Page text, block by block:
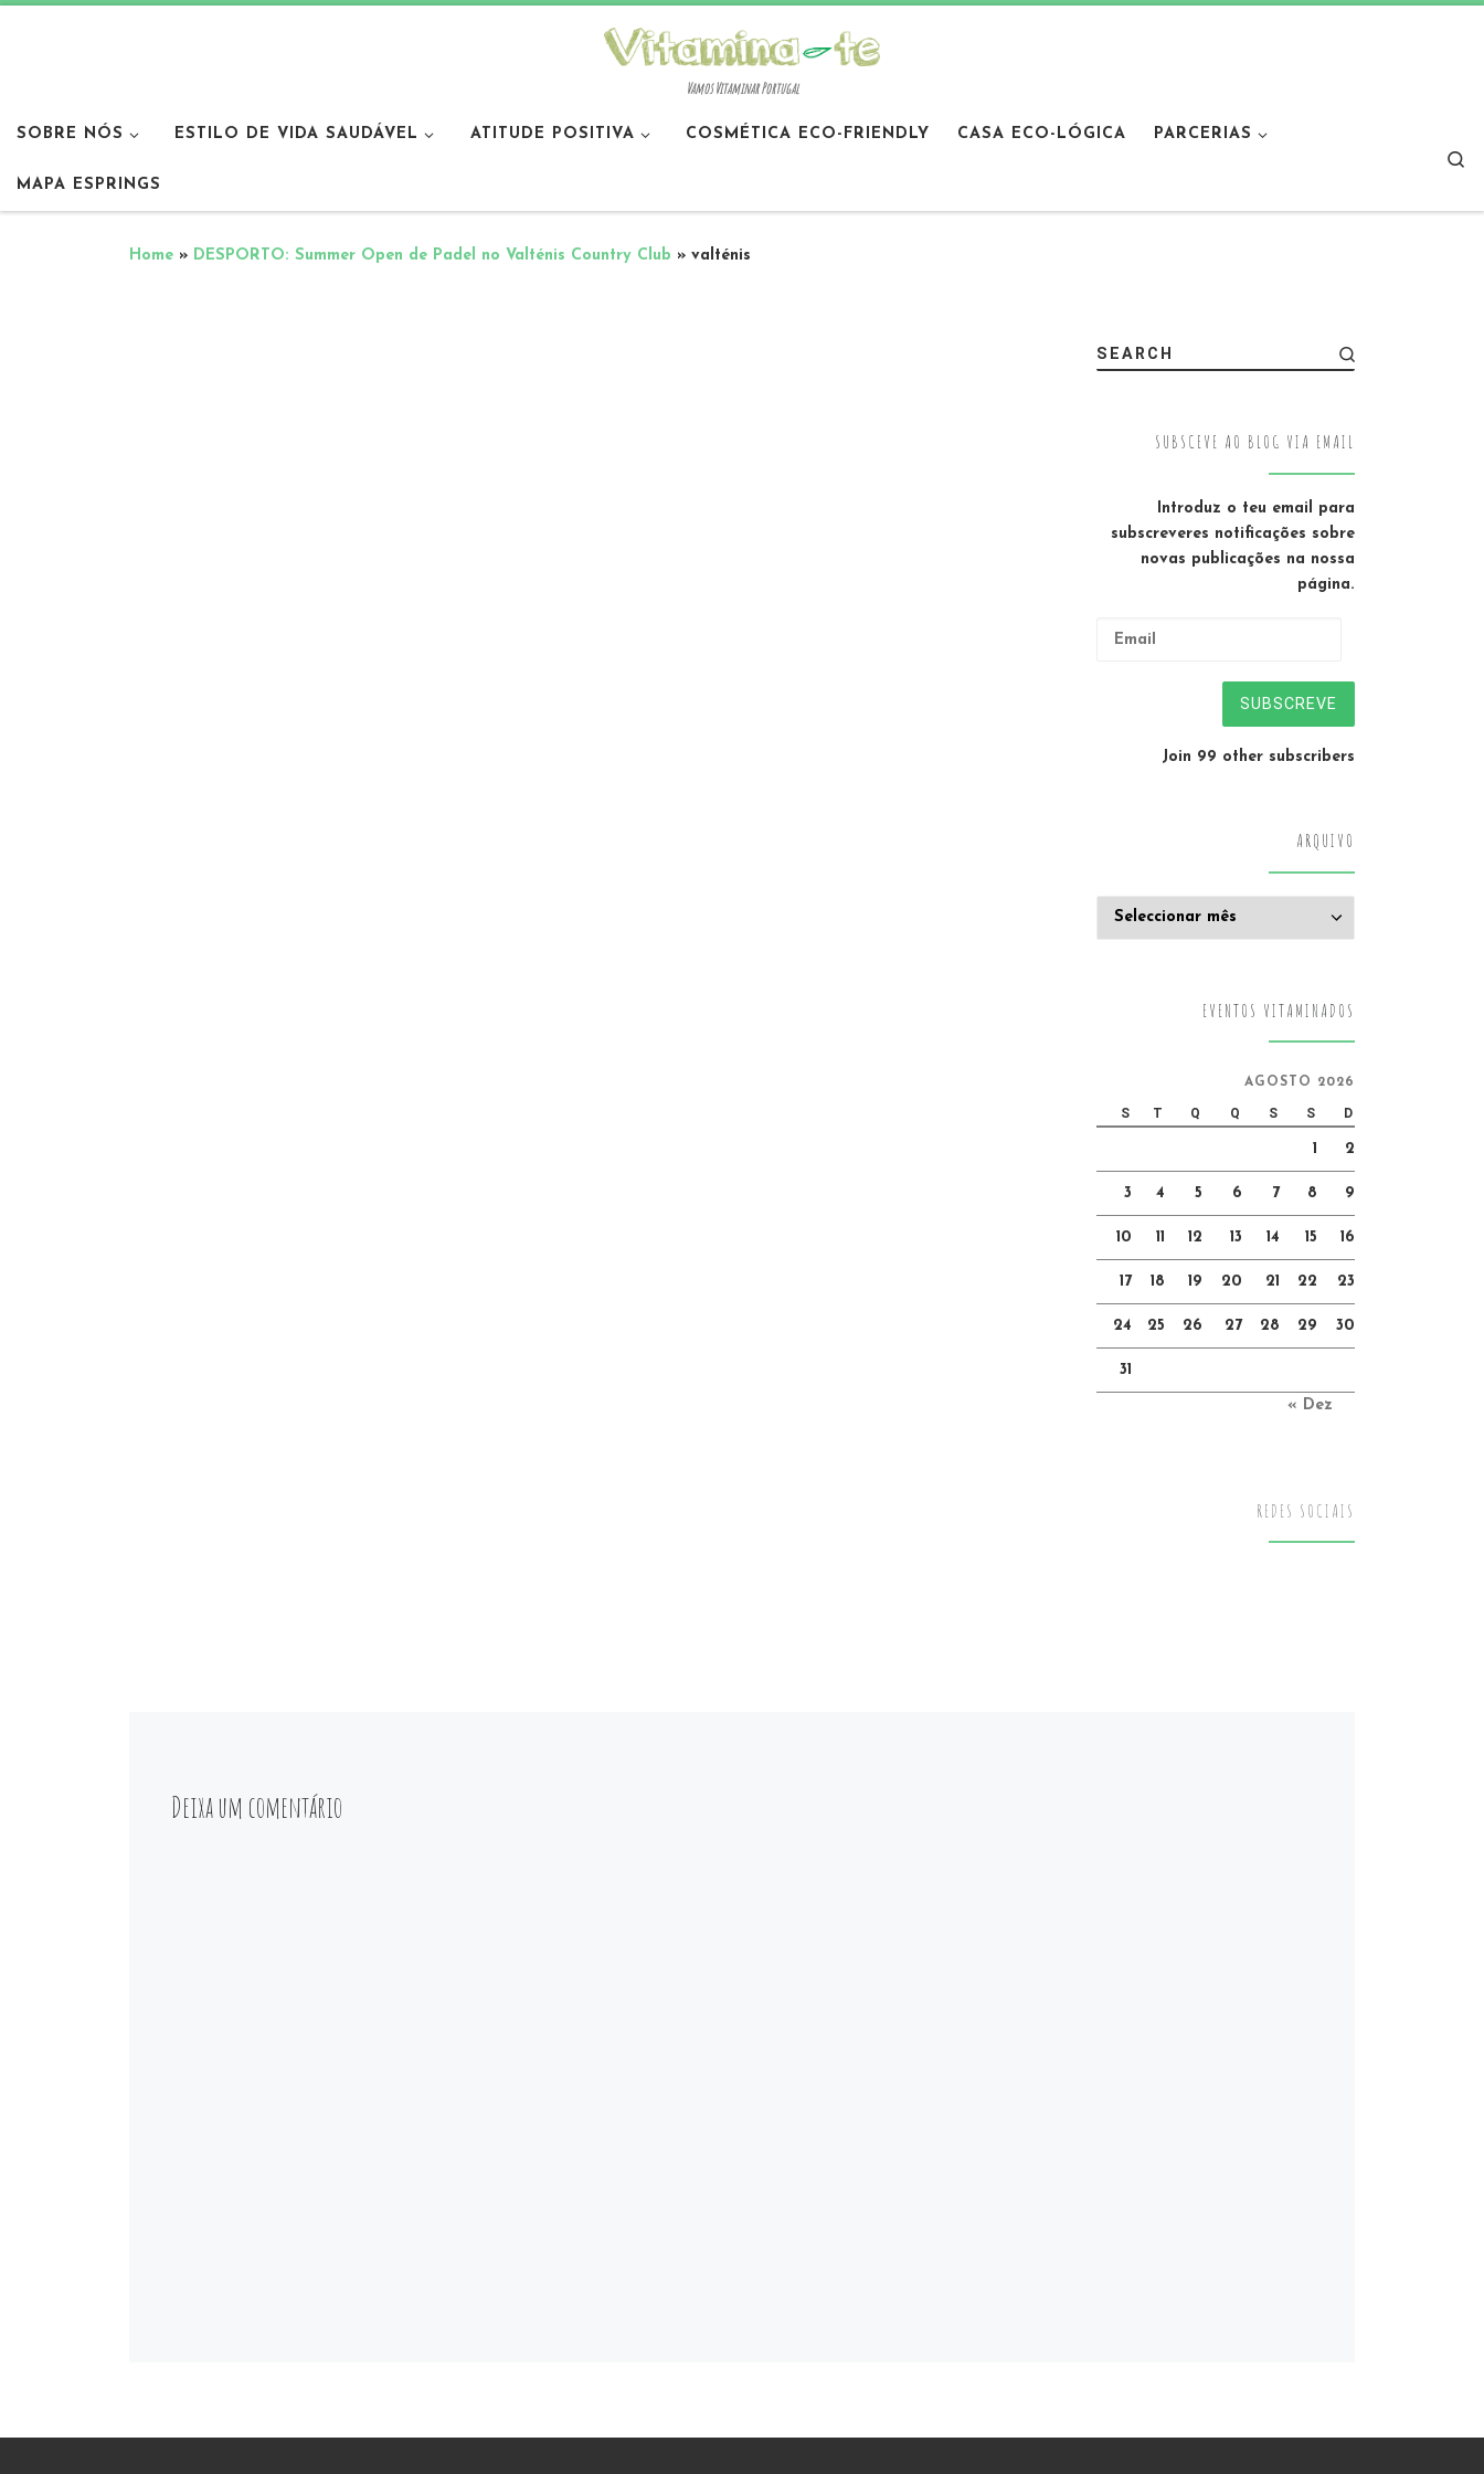
Vamos Vitaminar Portugal
SOBRE NÓS ESTILO DE VIDA SAUDÁVEL ATITUDE POSITIVA COSMÉTICA ECO-FRIENDLY CASA ECO-LÓGICA PARCERIAS
MAPA ESPRINGS
Home » DESPORTO: Summer Open de Padel no Valténis Country Club » valténis
Deixa um comentário
SEARCH
SUBSCEVE AO BLOG VIA EMAIL
Introduz o teu email para
subscreveres notificações sobre
novas publicações na nossa
página.
SUBSCREVE
Join 99 other subscribers
ARQUIVO
EVENTOS VITAMINADOS
AGOSTO 2026
S T Q Q S S D
1 2
3 4 5 6 7 8 9
10 11 12 13 14 15 16
17 18 19 20 21 22 23
24 25 26 27 28 29 30
31
« Dez
REDES SOCIAIS